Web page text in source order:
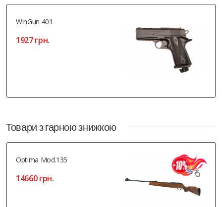
WinGun 401
1927 грн.
Товари з гарною знижкою
Optima Mod.135
14660 грн.